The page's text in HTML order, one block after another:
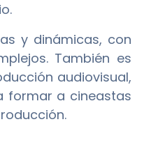
y dinámicas, con
También es
audiovisual,
formar a cineastas